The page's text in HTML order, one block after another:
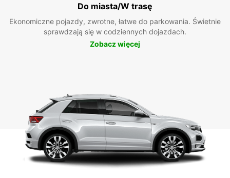
Do miasta/W trasę
Ekonomiczne pojazdy, zwrotne, łatwe do parkowania. Świetnie
sprawdzają się w codziennych dojazdach.
Zobacz więcej